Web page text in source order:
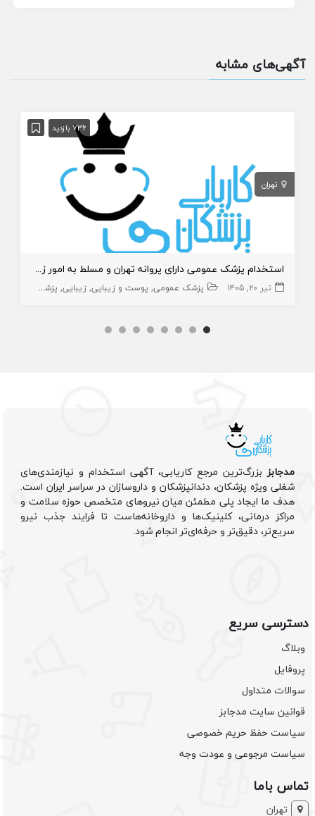
آگهی‌های مشابه
736 بازدید
تهران
استخدام پزشک عمومی دارای پروانه تهران و مسلط به امور زیبایی
تیر ۲۰, ۱۴۰۵ پزشک عمومی پوست و زیبایی زیبایی پزشک عمومی پوست
مدجابزبزرگ‌ترین مرجع کاریابی، آگهی استخدام و نیازمندی‌های
شغلی ویژه پزشکان، دندانپزشکان و داروسازان در سراسر ایران است.
هدف ما ایجاد پلی مطمئن میان نیروهای متخصص حوزه سلامت و
مراکز درمانی، کلینیک‌ها و داروخانه‌هاست تا فرایند جذب نیرو
سریع‌تر، دقیق‌تر و حرفه‌ای‌تر انجام شود.
دسترسی سریع
وبلاگ
پروفایل
سوالات متداول
قوانین سایت مدجابز
سیاست حفظ حریم خصوصی
سیاست مرجوعی و عودت وجه
تماس باما
تهران